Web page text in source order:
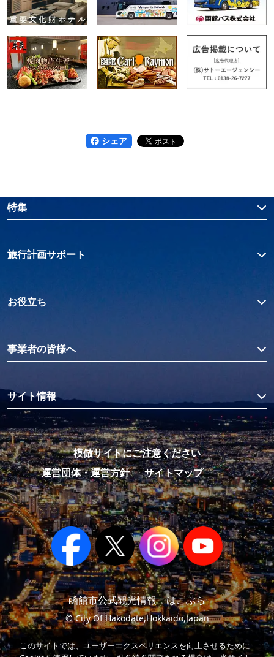
シェア
特集
旅行計画サポート
お役立ち
事業者の皆様へ
サイト情報
模倣サイトにご注意ください
運営団体・運営方針
サイトマップ
函館市公式観光情報 はこぶら
© City Of Hakodate,Hokkaido,Japan
このサイトでは、ユーザーエクスペリエンスを向上させるために